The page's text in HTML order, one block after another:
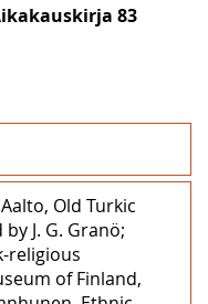
83
Old Turkic
J. G. Granö;
religious
of Finland,